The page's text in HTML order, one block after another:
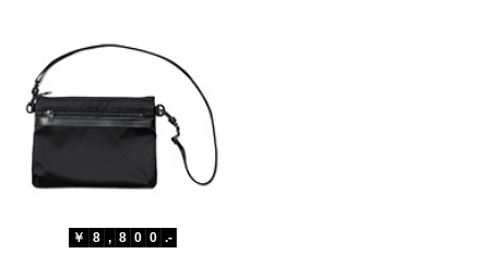
￥ 8 , 8 0 0 .-